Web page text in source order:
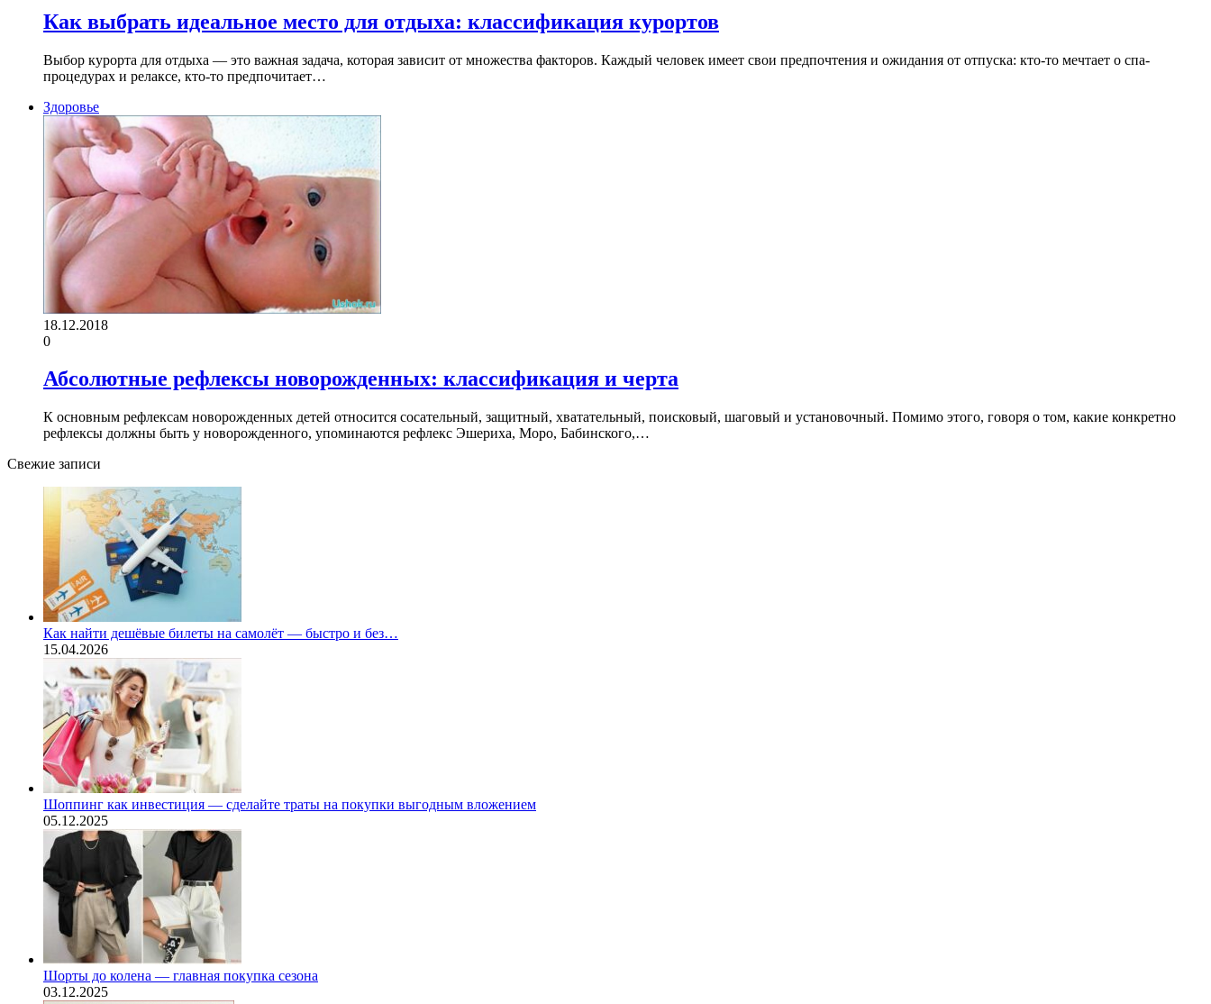
Как выбрать идеальное место для отдыха: классификация курортов
Выбор курорта для отдыха — это важная задача, которая зависит от множества факторов. Каждый человек имеет свои предпочтения и ожидания от отпуска: кто-то мечтает о спа-
процедурах и релаксе, кто-то предпочитает…
Здоровье
18.12.2018
0
Абсолютные рефлексы новорожденных: классификация и черта
К основным рефлексам новорожденных детей относится сосательный, защитный, хватательный, поисковый, шаговый и установочный. Помимо этого, говоря о том, какие конкретно
рефлексы должны быть у новорожденного, упоминаются рефлекс Эшериха, Моро, Бабинского,…
Свежие записи
Как найти дешёвые билеты на самолёт — быстро и без…
15.04.2026
Шоппинг как инвестиция — сделайте траты на покупки выгодным вложением
05.12.2025
Шорты до колена — главная покупка сезона
03.12.2025